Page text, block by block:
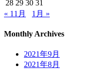
28 29 30 31
« 11月
1月 »
Monthly Archives
2021年9月
2021年8月